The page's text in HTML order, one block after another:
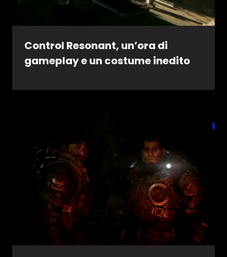
Control Resonant, un’ora di
gameplay e un costume inedito